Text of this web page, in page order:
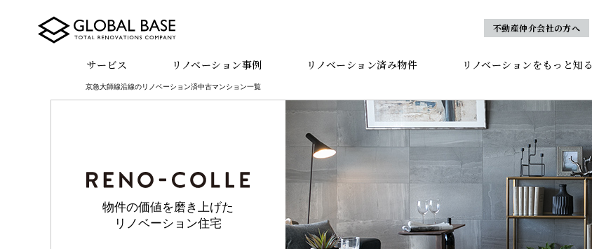
不動産仲介会社の方へ
サービス リノベーション事例 リノベーション済み物件 リノベーションをもっと知る
京急大師線沿線のリノベーション済中古マンション一覧
物件の価値を磨き上げた
リノベーション住宅